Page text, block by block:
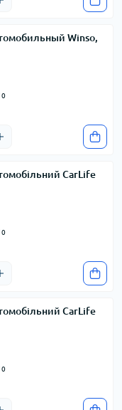
Winso,
0
CarLife
0
CarLife
0